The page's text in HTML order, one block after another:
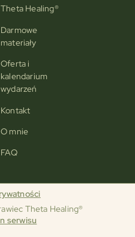
Theta Healing®
Darmowe
materiały
Oferta i
kalendarium
wydarzeń
Kontakt
O mnie
FAQ
Theta Healing®
serwisu